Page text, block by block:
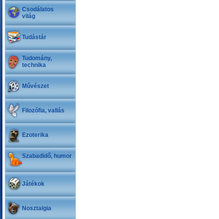
Csodálatos
világ
Tudástár
Tudomány,
technika
Művészet
Filozófia, vallás
Ezoterika
Szabadidő, humor
Játékok
Nosztalgia